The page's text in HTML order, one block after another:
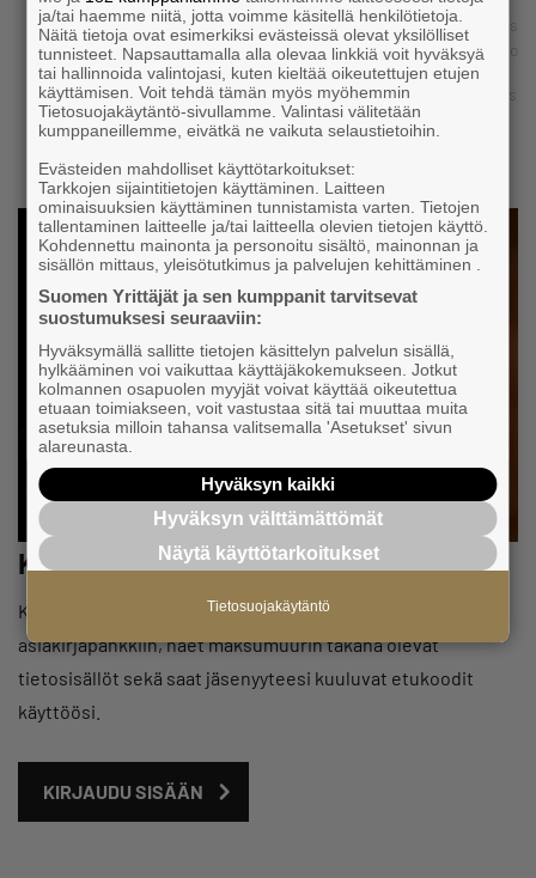
Huolia, murheita? Ei hätää, me autamme. Kysy esim.
TES-asioista, veroista tai sosiaaliturvasta.
Siirry neuvontapalveluihin
Kirjaudu sisään jäsenpalveluun
Kirjautuneena saat paljon extra-sisältöä, kuten pääsyn
asiakirjapankkiin, näet maksumuurin takana olevat
tietosisällöt sekä saat jäsenyyteesi kuuluvat etukoodit
käyttöösi.
KIRJAUDU SISÄÄN
ja/tai haemme niitä, jotta voimme käsitellä henkilötietoja.
Näitä tietoja ovat esimerkiksi evästeissä olevat yksilölliset
tunnisteet. Napsauttamalla alla olevaa linkkiä voit hyväksyä
tai hallinnoida valintojasi, kuten kieltää oikeutettujen etujen
käyttämisen. Voit tehdä tämän myös myöhemmin
Tietosuojakäytäntö-sivullamme. Valintasi välitetään
kumppaneillemme, eivätkä ne vaikuta selaustietoihin.
Evästeiden mahdolliset käyttötarkoitukset:
Tarkkojen sijaintitietojen käyttäminen. Laitteen
ominaisuuksien käyttäminen tunnistamista varten. Tietojen
tallentaminen laitteelle ja/tai laitteella olevien tietojen käyttö.
Kohdennettu mainonta ja personoitu sisältö, mainonnan ja
sisällön mittaus, yleisötutkimus ja palvelujen kehittäminen .
Suomen Yrittäjät ja sen kumppanit tarvitsevat
suostumuksesi seuraaviin:
Hyväksymällä sallitte tietojen käsittelyn palvelun sisällä,
hylkääminen voi vaikuttaa käyttäjäkokemukseen. Jotkut
kolmannen osapuolen myyjät voivat käyttää oikeutettua
etuaan toimiakseen, voit vastustaa sitä tai muuttaa muita
asetuksia milloin tahansa valitsemalla 'Asetukset' sivun
alareunasta.
Hyväksyn kaikki
Hyväksyn välttämättömät
Näytä käyttötarkoitukset
Tietosuojakäytäntö